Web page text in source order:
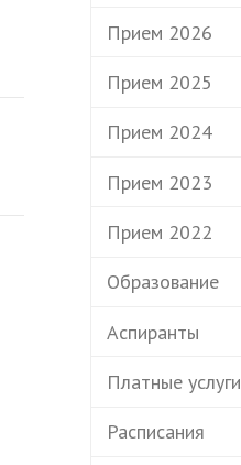
Прием 2026
Прием 2025
Прием 2024
Прием 2023
Прием 2022
Образование
Аспиранты
Платные услуги
Расписания